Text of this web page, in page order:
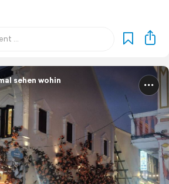
sehen wohin